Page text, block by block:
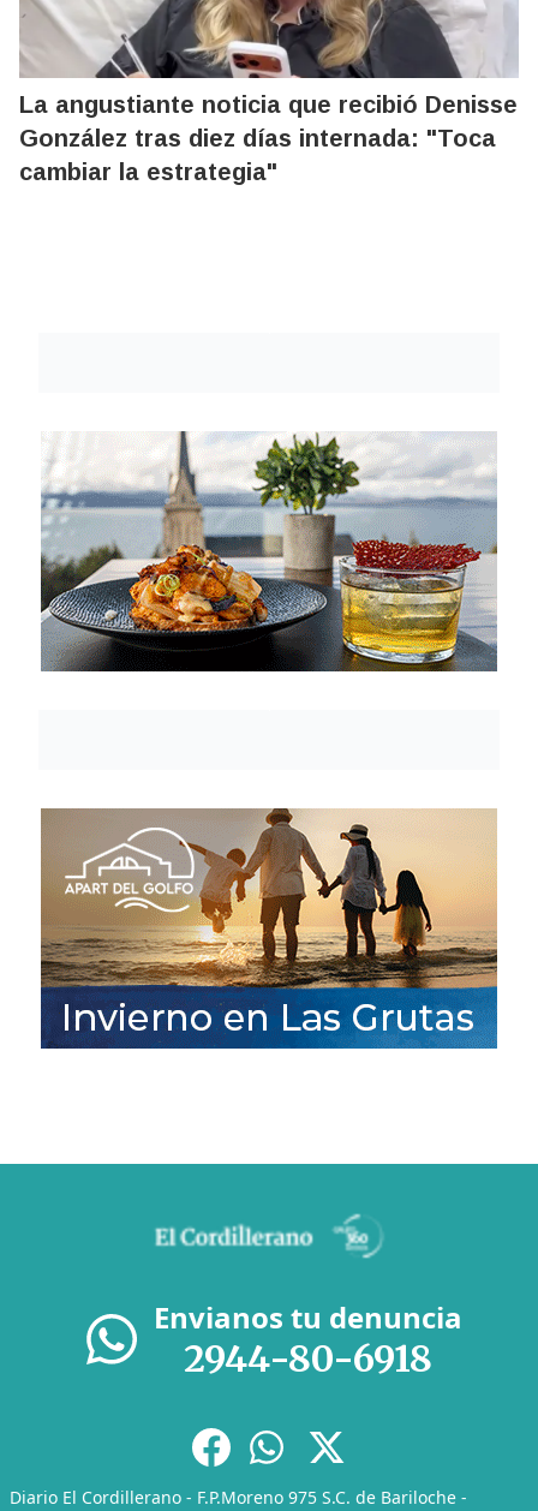
La angustiante noticia que recibió Denisse
González tras diez días internada: "Toca
cambiar la estrategia"
Envianos tu denuncia
2944-80-6918
Diario El Cordillerano - F.P.Moreno 975 S.C. de Bariloche -